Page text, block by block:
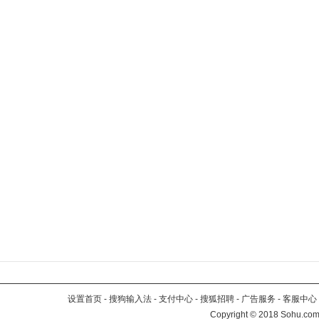
设置首页 - 搜狗输入法 - 支付中心 - 搜狐招聘 - 广告服务 - 客服中心
Copyright©2018